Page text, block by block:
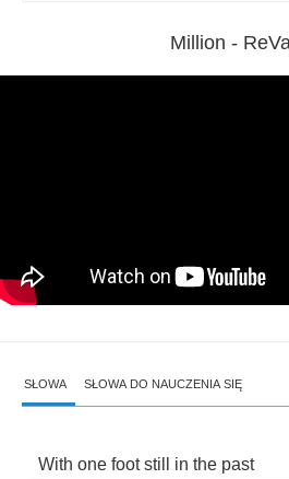
Million -
SŁOWA SŁOWA DO NAUCZENIA SIĘ
With one foot still in the past